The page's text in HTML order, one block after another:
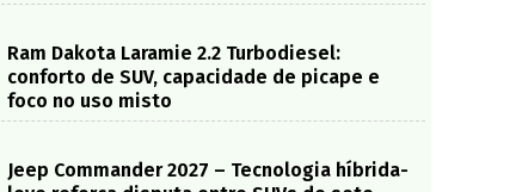
Ram Dakota Laramie 2.2 Turbodiesel:
conforto de SUV, capacidade de picape e
foco no uso misto
Jeep Commander 2027 – Tecnologia híbrida-